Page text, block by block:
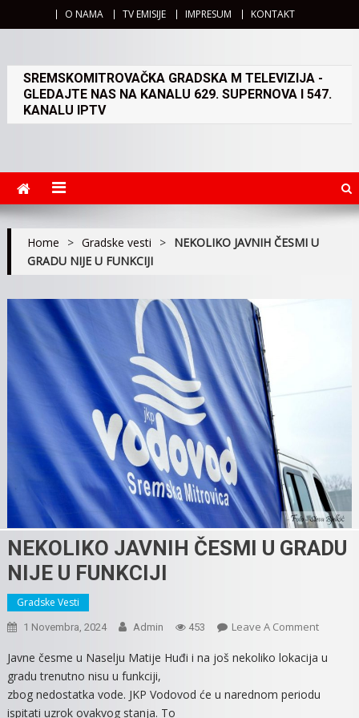
O NAMA TV EMISIJE IMPRESUM KONTAKT
SREMSKOMITROVAČKA GRADSKA M TELEVIZIJA -
GLEDAJTE NAS NA KANALU 629. SUPERNOVA I 547.
KANALU IPTV
Home > Gradske vesti > NEKOLIKO JAVNIH ČESMI U
GRADU NIJE U FUNKCIJI
NEKOLIKO JAVNIH ČESMI U GRADU
NIJE U FUNKCIJI
Gradske Vesti
1 Novembra, 2024 Admin 453 Leave A CommentOn
JAVNIH
U
Javne česme u Naselju Matije Huđi i na još nekoliko lokacija u
gradu trenutno nisu u funkciji,
zbog nedostatka vode. JKP Vodovod će u narednom periodu
ispitati uzrok ovakvog stanja. To